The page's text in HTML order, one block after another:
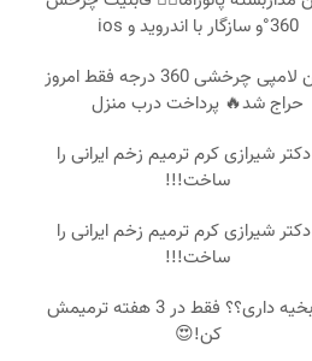
360°و سازگار با اندروید و ios
دوربین لامپی چرخشی 360 درجه فقط امروز
حراج شد🔥 پرداخت درب منزل
شیرازی کرم ترمیم زخم ایرانی را
ساخت!!!
شیرازی کرم ترمیم زخم ایرانی را
ساخت!!!
جای بخیه داری؟؟ فقط در 3 هفته ترمیمش
کن!😍